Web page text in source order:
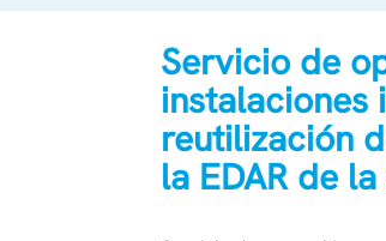
Servicio de
instalaciones
reutilización
la EDAR de